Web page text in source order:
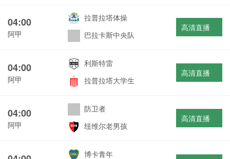
04:00
阿甲
拉普拉塔体操
巴拉卡斯中央队
高清直播
04:00
阿甲
利斯特雷
拉普拉塔大学生
高清直播
04:00
阿甲
防卫者
纽维尔老男孩
高清直播
博卡青年